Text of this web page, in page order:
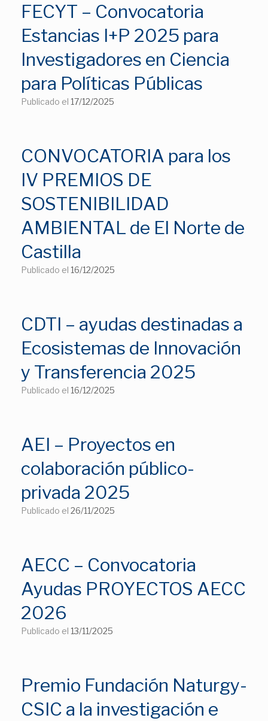
FECYT – Convocatoria
Estancias I+P 2025 para
Investigadores en Ciencia
para Políticas Públicas
Publicado el 17/12/2025
CONVOCATORIA para los
IV PREMIOS DE
SOSTENIBILIDAD
AMBIENTAL de El Norte de
Castilla
Publicado el 16/12/2025
CDTI – ayudas destinadas a
Ecosistemas de Innovación
y Transferencia 2025
Publicado el 16/12/2025
AEI – Proyectos en
colaboración público-
privada 2025
Publicado el 26/11/2025
AECC – Convocatoria
Ayudas PROYECTOS AECC
2026
Publicado el 13/11/2025
Premio Fundación Naturgy-
CSIC a la investigación e